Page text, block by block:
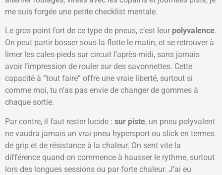
me suis forgée une petite checklist mentale.
Le gros point fort de ce type de pneus, c’est leur polyvalence.
On peut partir bosser sous la flotte le matin, et se retrouver à
limer les cales-pieds sur circuit l’après-midi, sans jamais
avoir l’impression de rouler sur des savonnettes. Cette
capacité à “tout faire” offre une vraie liberté, surtout si
comme moi, tu n’as pas envie de changer de gommes à
chaque sortie.
Par contre, il faut rester lucide : sur piste, un pneu polyvalent
ne vaudra jamais un vrai pneu hypersport ou slick en termes
de grip et de résistance à la chaleur. On sent vite la
différence quand on commence à hausser le rythme, surtout
lors des longues sessions ou par forte chaleur. J’ai eu